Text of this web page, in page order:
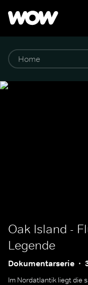
Oak Island -
Legende
Dokumentarserie
Im Nordatlantik liegt die